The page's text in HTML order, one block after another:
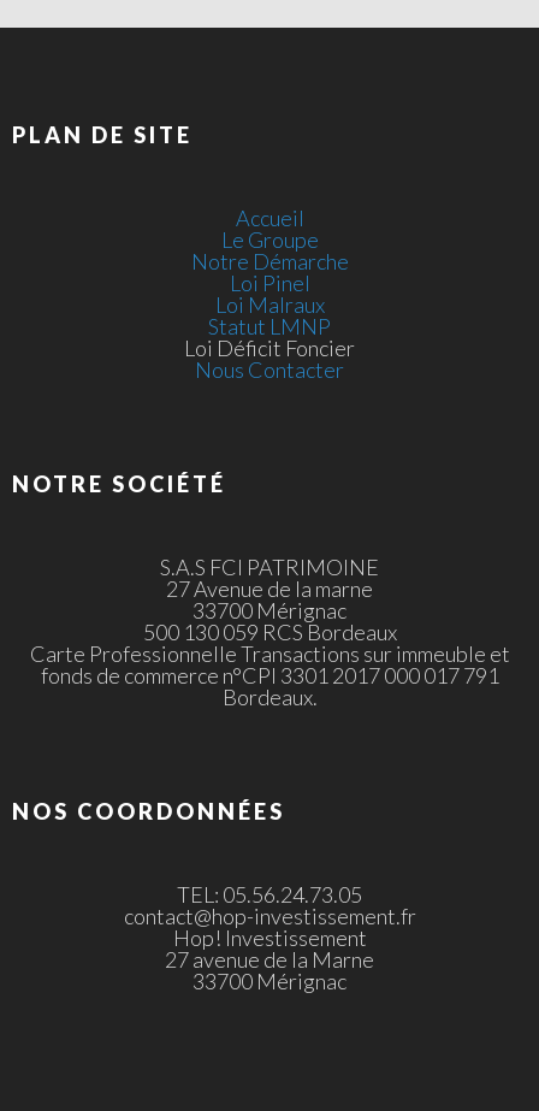
PLAN DE SITE
Accueil
Le Groupe
Notre Démarche
Loi Pinel
Loi Malraux
Statut LMNP
Loi Déficit Foncier
Nous Contacter
NOTRE SOCIÉTÉ
S.A.S FCI PATRIMOINE
27 Avenue de la marne
33700 Mérignac
500 130 059 RCS Bordeaux
Carte Professionnelle Transactions sur immeuble et
fonds de commerce n°CPI 3301 2017 000 017 791
Bordeaux.
NOS COORDONNÉES
TEL: 05.56.24.73.05
contact@hop-investissement.fr
Hop! Investissement
27 avenue de la Marne
33700 Mérignac